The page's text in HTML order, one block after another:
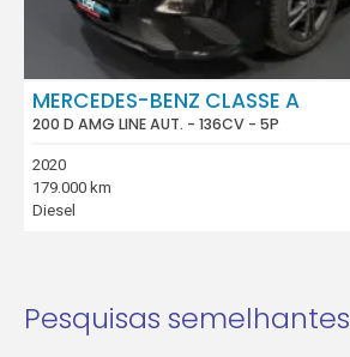
MERCEDES-BENZ CLASSE A
200 D AMG LINE AUT. - 136CV - 5P
2020
179.000 km
Diesel
Pesquisas semelhantes